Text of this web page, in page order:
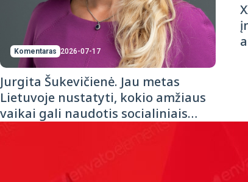
Komentaras 2026-07-17
Jurgita Šukevičienė. Jau metas
Lietuvoje nustatyti, kokio amžiaus
vaikai gali naudotis socialiniais